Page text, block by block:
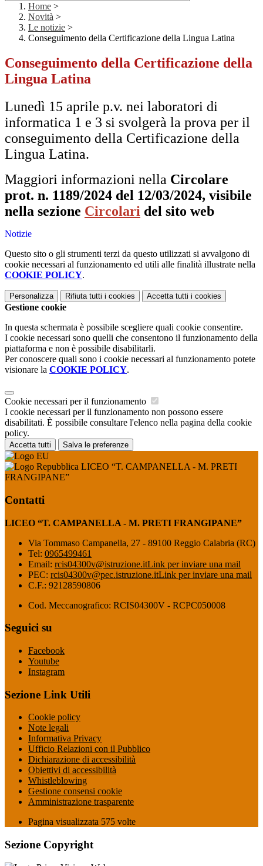
Home >
Novità >
Le notizie >
Conseguimento della Certificazione della Lingua Latina
Conseguimento della Certificazione della
Lingua Latina
Lunedì 15 aprile p.v. nei laboratori di
informatica 1 e 3 si svolgerà la prova per il
conseguimento della Certificazione della
Lingua Latina.
Maggiori informazioni nella Circolare
prot. n. 1189/2024 del 12/03/2024, visibile
nella sezione Circolari del sito web
Notizie
Questo sito o gli strumenti terzi da questo utilizzati si avvalgono di
cookie necessari al funzionamento ed utili alle finalità illustrate nella
COOKIE POLICY.
Personalizza Rifiuta tutti i cookies Accetta tutti i cookies
Gestione cookie
In questa schermata è possibile scegliere quali cookie consentire.
I cookie necessari sono quelli che consentono il funzionamento della
piattaforma e non è possibile disabilitarli.
Per conoscere quali sono i cookie necessari al funzionamento potete
visionare la COOKIE POLICY.
Cookie necessari per il funzionamento
I cookie necessari per il funzionamento non possono essere
disabilitati. È possibile consultare l'elenco nella pagina della cookie
policy.
Accetta tutti Salva le preferenze
LICEO “T. CAMPANELLA - M. PRETI
FRANGIPANE”
Contatti
LICEO “T. CAMPANELLA - M. PRETI FRANGIPANE”
Via Tommaso Campanella, 27 - 89100 Reggio Calabria (RC)
Tel: 0965499461
Email: rcis04300v@istruzione.itLink per inviare una mail
PEC: rcis04300v@pec.istruzione.itLink per inviare una mail
C.F.: 92128590806
Cod. Meccanografico: RCIS04300V - RCPC050008
Seguici su
Facebook
Youtube
Instagram
Sezione Link Utili
Cookie policy
Note legali
Informativa Privacy
Ufficio Relazioni con il Pubblico
Dichiarazione di accessibilità
Obiettivi di accessibilità
Whistleblowing
Gestione consensi cookie
Amministrazione trasparente
Pagina visualizzata 575 volte
Sezione Copyright